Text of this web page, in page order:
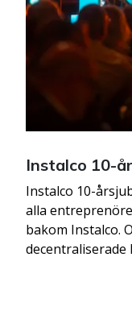
Instalco 10-
Instalco 10-
alla
bakom Instalco.
decentraliserade